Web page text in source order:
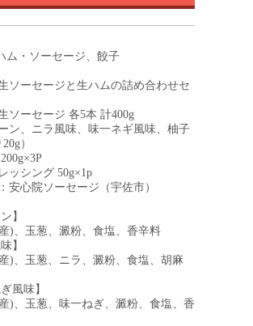
ム・ソーセージ、餃子
セージと生ハムの詰め合わせセ
ーセージ 各5本 計400g
風味、味一ネギ風味、柚子
）
グ 50g×1p
ーセージ（宇佐市）
】
)、玉葱、澱粉、食塩、香辛料
】
)、玉葱、ニラ、澱粉、食塩、胡麻
風味】
)、玉葱、味一ねぎ、澱粉、食塩、香